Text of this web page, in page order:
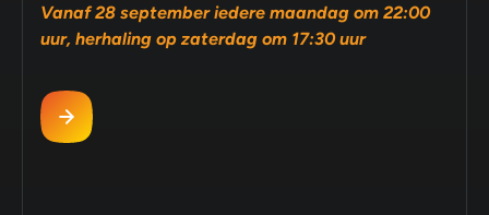
Vanaf 28 september iedere maandag om 22:00
uur, herhaling op zaterdag om 17:30 uur